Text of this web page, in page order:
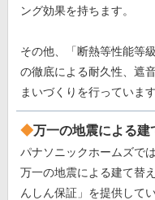
ング効果を持ちます。
その他、「断熱等性能等
の徹底による耐久性、遮
まいづくりを行っています
万一の地震による建
パナソニックホームズで
万一の地震による建て替
んしん保証」を提供してい